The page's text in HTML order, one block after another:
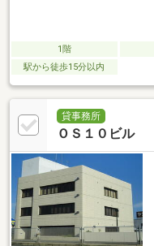
1階
駅から徒歩15分以内
貸事務所
ＯＳ１０ビル